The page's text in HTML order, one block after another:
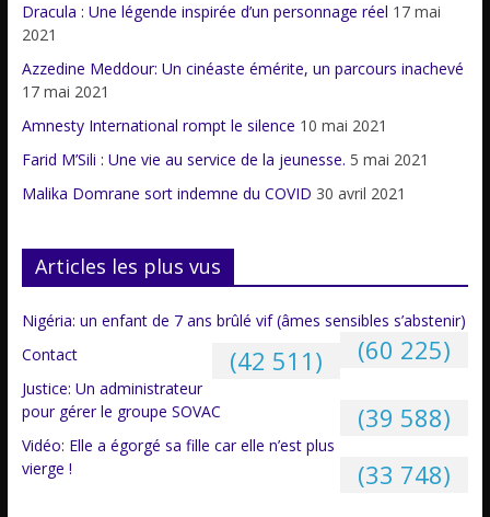
Dracula : Une légende inspirée d’un personnage réel 17 mai
2021
Azzedine Meddour: Un cinéaste émérite, un parcours inachevé
17 mai 2021
Amnesty International rompt le silence 10 mai 2021
Farid M’Sili : Une vie au service de la jeunesse. 5 mai 2021
Malika Domrane sort indemne du COVID 30 avril 2021
Articles les plus vus
Nigéria: un enfant de 7 ans brûlé vif (âmes sensibles s’abstenir)
(60 225)
Contact (42 511)
Justice: Un administrateur
pour gérer le groupe SOVAC
(39 588)
Vidéo: Elle a égorgé sa fille car elle n’est plus
vierge !
(33 748)